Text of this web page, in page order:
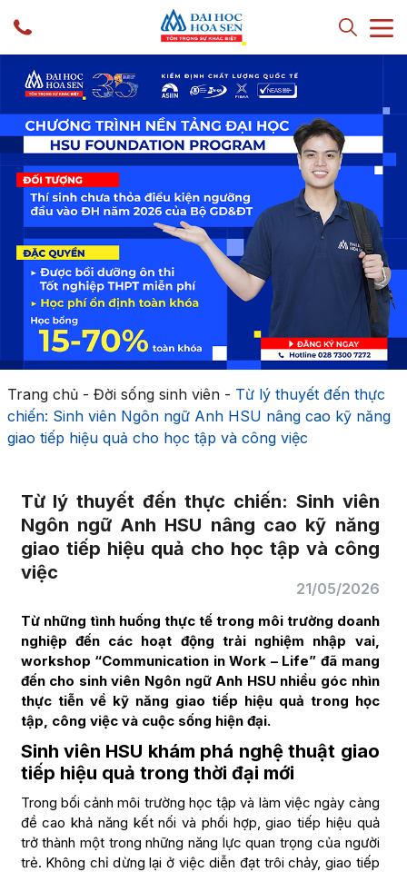
Trang chủ- Đời sống sinh viên- Từ lý thuyết đến thực
chiến: Sinh viên Ngôn ngữ Anh HSU nâng cao kỹ năng
giao tiếp hiệu quả cho học tập và công việc
Từ lý thuyết đến thực chiến: Sinh viên
Ngôn ngữ Anh HSU nâng cao kỹ năng
giao tiếp hiệu quả cho học tập và công
việc
21/05/2026
Từ những tình huống thực tế trong môi trường doanh
nghiệp đến các hoạt động trải nghiệm nhập vai,
workshop “Communication in Work – Life” đã mang
đến cho sinh viên Ngôn ngữ Anh HSU nhiều góc nhìn
thực tiễn về kỹ năng giao tiếp hiệu quả trong học
tập, công việc và cuộc sống hiện đại.
Sinh viên HSU khám phá nghệ thuật giao
tiếp hiệu quả trong thời đại mới
Trong bối cảnh môi trường học tập và làm việc ngày càng
đề cao khả năng kết nối và phối hợp, giao tiếp hiệu quả
trở thành một trong những năng lực quan trọng của người
trẻ. Không chỉ dừng lại ở việc diễn đạt trôi chảy, giao tiếp